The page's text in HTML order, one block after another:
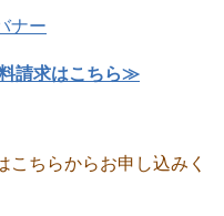
請求はこちら≫
こちらからお申し込みく